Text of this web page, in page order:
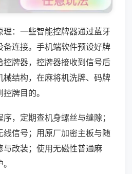
理：一些智能控牌器通过蓝牙
备连接。手机端软件预设好牌
控牌器，控牌器接收到信号后
械结构，在麻将机洗牌、码牌
牌目的。
，定期查机身螺丝与缝隙；
线信号；用原厂加密主板与随
与改装；使用无磁性普通麻